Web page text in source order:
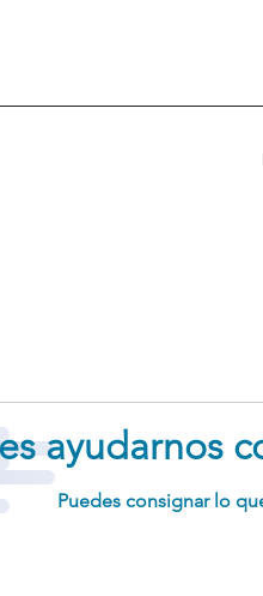
ayudarnos
Puedes consignar lo